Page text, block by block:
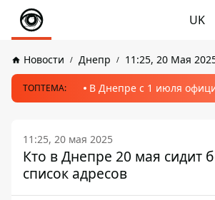
UK
Новости Днепр 11:25, 20 Мая
ТОПТЕМА: В Днепре с 1 июля
11:25, 20 мая 2025
Кто в Днепре 20 мая сидит
список адресов